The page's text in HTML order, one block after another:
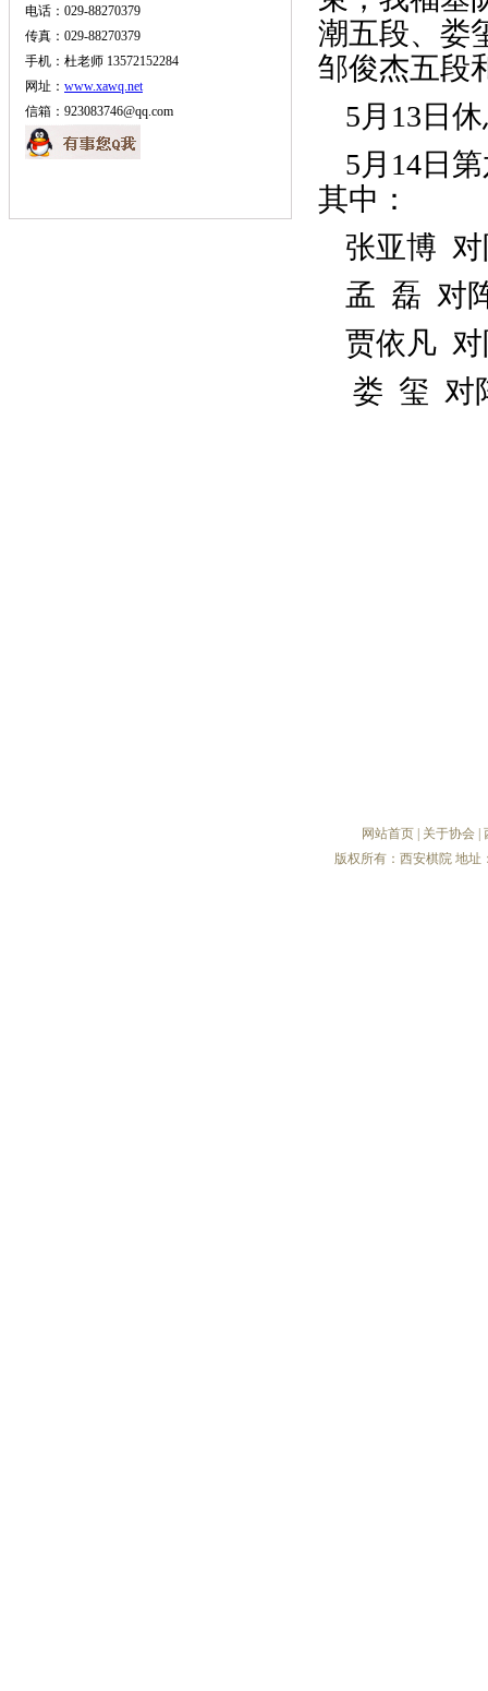
电话：029-88270379
传真：029-88270379
手机：杜老师 13572152284
网址： www.xawq.net
信箱：923083746@qq.com
潮五段、娄
邹俊杰五段
5月13日
5月14日
其中：
张亚博
孟 磊 对
贾依凡
娄 玺 对
网站首页 关于协会
版权所有：西安棋院 地址